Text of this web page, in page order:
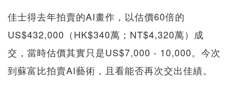
佳士得去年拍賣的AI畫作，以估價60倍的
US$432,000（HK$340萬；NT$4,320萬）成
交，當時估價其實只是US$7,000 - 10,000。今次
到蘇富比拍賣AI藝術，且看能否再次交出佳績。